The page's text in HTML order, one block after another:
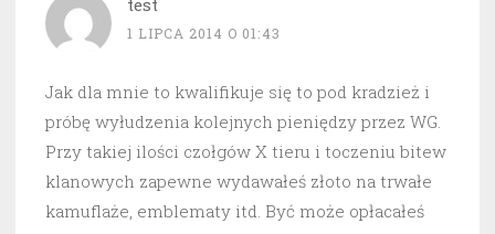
test
1 LIPCA 2014 O 01:43
Jak dla mnie to kwalifikuje się to pod kradzież i
próbę wyłudzenia kolejnych pieniędzy przez WG.
Przy takiej ilości czołgów X tieru i toczeniu bitew
klanowych zapewne wydawałeś złoto na trwałe
kamuflaże, emblematy itd. Być może opłacałeś